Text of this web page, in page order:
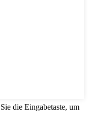
die Eingabetaste, um